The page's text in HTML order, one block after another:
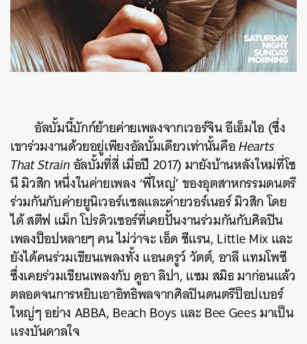
อัลบั้มนี้บักก์ย้ายค่ายเพลงจากเวอร์จิน อีเอ็มไอ (ซึ่ง
เขาร่วมงานด้วยอยู่เพียงอัลบั้มเดียวเท่านั้นคือHearts
That Strainอัลบั้มที่สี่ เมื่อปี 2017) มายังบ้านหลังใหม่ที่โซ
นี มิวสิก หนึ่งในค่ายเพลง ‘พี่ใหญ่’ ของอุตสาหกรรมดนตรี
ร่วมกันกับค่ายยูนิเวอร์แซลและค่ายวอร์เนอร์ มิวสิก โดย
ได้ สตีฟ แม็ก โปรดิวเซอร์ที่เคยปั้นงานร่วมกันกับศิลปิน
เพลงป็อปหลายๆ คน ไม่ว่าจะ เอ็ด ชีแรน, Little Mix และ
ยังได้คนร่วมเขียนเพลงทั้ง แอนดรูว์ วัตต์, อาลี แทมโพซี
ซึ่งเคยร่วมเขียนเพลงกับ ดูอา ลิปา, แซม สมิธ มาก่อนแล้ว
ตลอดจนการหยิบเอาอิทธิพลจากศิลปินดนตรีป็อปเบอร์
ใหญ่ๆ อย่าง ABBA, Beach Boys และ Bee Gees มาเป็น
แรงบันดาลใจ
SHARE TWEET LINE EMAIL